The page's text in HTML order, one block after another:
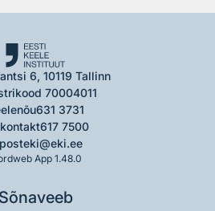
6, 10119 Tallinn
70004011
631 3731
617 7500
eki@eki.ee
App 1.48.0
Sõnaveeb